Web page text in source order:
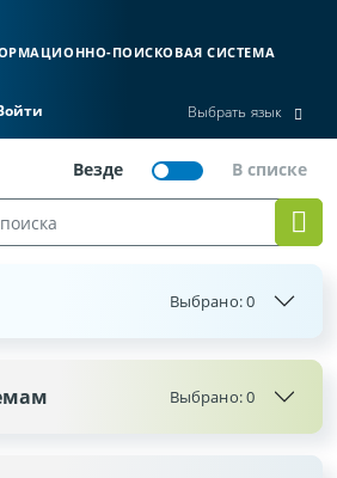
ПОИСКОВАЯ СИСТЕМА
Выбрать язык
Выбрано:0
Выбрано:0